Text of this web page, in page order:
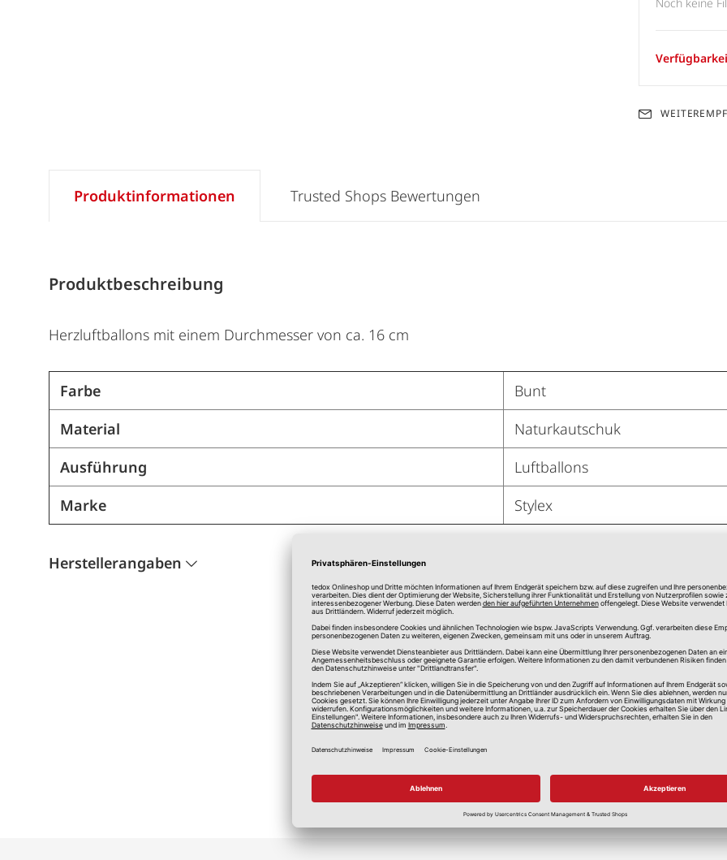
Produktinformationen
Produktbeschreibung
Herzluftballons mit einem Durchmesser von ca. 16 cm
Farbe
Bunt
Material
Naturkautschuk
Ausführung
Luftballons
Marke
Stylex
Herstellerangaben
Trusted Shops Bewertungen
*Alle Preise in Euro, inkl. gesetzlicher Mehrwertsteuer, zzgl.